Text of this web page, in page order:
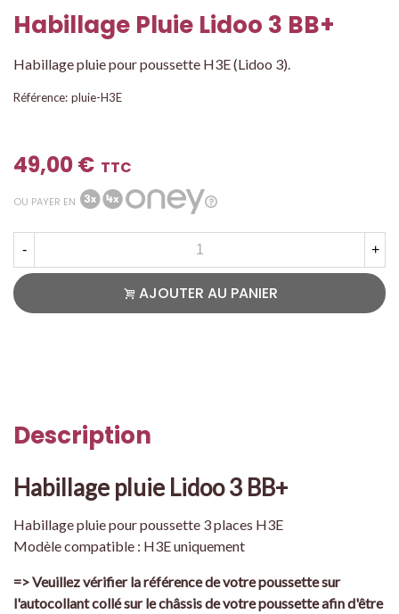
Habillage Pluie Lidoo 3 BB+
Habillage pluie pour poussette H3E (Lidoo 3).
Référence: pluie-H3E
49,00 € TTC
OU PAYER EN
- +
AJOUTER AU PANIER
Description
Habillage pluie Lidoo 3 BB+
Habillage pluie pour poussette 3 places H3E
Modèle compatible : H3E uniquement
=> Veuillez vérifier la référence de votre poussette sur
l'autocollant collé sur le châssis de votre poussette afin d'être